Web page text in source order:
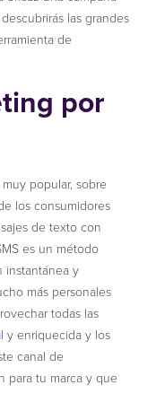
las grandes
de
por
popular, sobre
los consumidores
de texto con
es un método
instantánea y
más personales
todas las
y enriquecida y los
canal de
para tu marca y que